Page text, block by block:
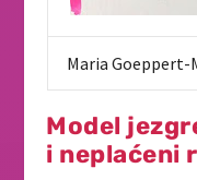
Maria Goeppert-
Model
i neplaćeni